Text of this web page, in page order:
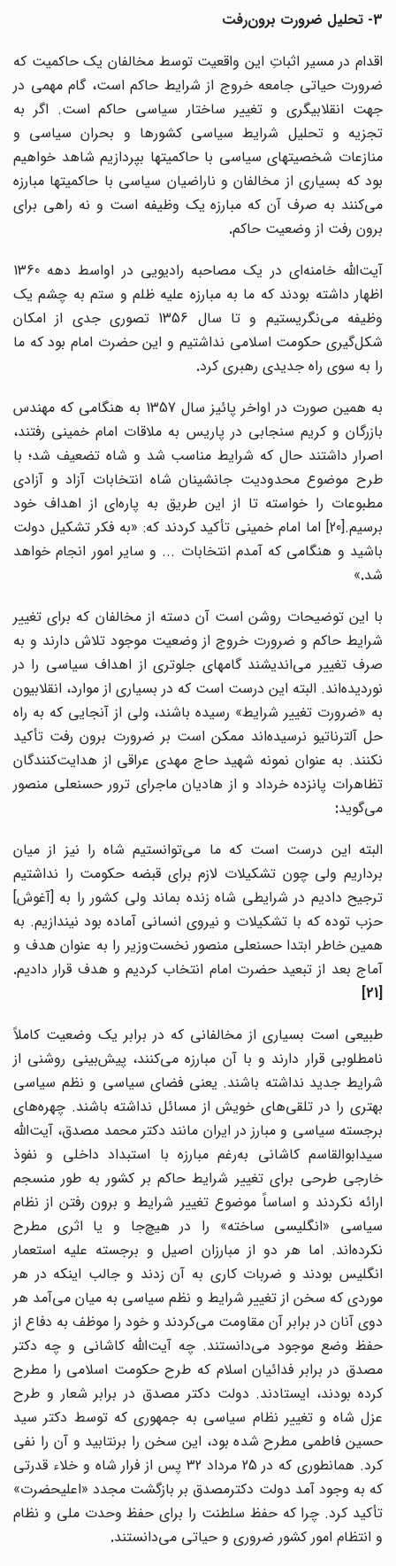
رفت
اقدام در مسیر اثباتِ این واقعیت توسط مخالفان یک حاکمیت که
ضرورت حیاتی جامعه خروج از شرایط حاکم است، گام مهمی در
جهت انقلابیگری و تغییر ساختار سیاسی حاکم است. اگر به
تجزیه و تحلیل شرایط سیاسی کشورها و بحران سیاسی و
منازعات شخصیتهای سیاسی با حاکمیتها بپردازیم شاهد خواهیم
بود که بسیاری از مخالفان و ناراضیان سیاسی با حاکمیتها مبارزه
می‌کنند به صرف آن که مبارزه یک وظیفه است و نه راهی برای
برون رفت از وضعیت حاکم.
آیت‌الله خامنه‌ای در یک مصاحبه رادیویی در اواسط دهه 1360
اظهار داشته بودند که ما به مبارزه علیه ظلم و ستم به چشم یک
وظیفه می‌نگریستیم و تا سال 1356 تصوری جدی از امکان
شکل‌گیری حکومت اسلامی نداشتیم و این حضرت امام بود که ما
را به سوی راه جدیدی رهبری کرد.
به همین صورت در اواخر پائیز سال 1357 به هنگامی که مهندس
بازرگان و کریم سنجابی در پاریس به ملاقات امام خمینی رفتند،
اصرار داشتند حال که شرایط مناسب شد و شاه تضعیف شد؛ با
طرح موضوع محدودیت جانشینان شاه انتخابات آزاد و آزادی
مطبوعات را خواسته تا از این طریق به پاره‌ای از اهداف خود
برسیم.[20] اما امام خمینی تأکید کردند که: «به فکر تشکیل دولت
باشید و هنگامی که آمدم انتخابات ... و سایر امور انجام خواهد
شد.
»
با این توضیحات روشن است آن دسته از مخالفان که برای تغییر
شرایط حاکم و ضرورت خروج از وضعیت موجود تلاش دارند و به
صرف تغییر می‌اندیشند گامهای جلوتری از اهداف سیاسی را در
نوردیده‌اند. البته این درست است که در بسیاری از موارد، انقلابیون
به «ضرورت تغییر شرایط» رسیده باشند، ولی از آنجایی که به راه
حل آلترناتیو نرسیده‌اند ممکن است بر ضرورت برون رفت تأکید
نکنند. به عنوان نمونه شهید حاج مهدی عراقی از هدایت‌کنندگان
تظاهرات پانزده خرداد و از هادیان ماجرای ترور حسنعلی منصور
می‌گوید:
البته این درست است که ما می‌توانستیم شاه را نیز از میان
برداریم ولی چون تشکیلات لازم برای قبضه حکومت را نداشتیم
ترجیح دادیم در شرایطی شاه زنده بماند ولی کشور را به [آغوش]
حزب توده که با تشکیلات و نیروی انسانی آماده بود نیندازیم. به
همین خاطر ابتدا حسنعلی منصور نخست‌وزیر را به عنوان هدف و
آماج بعد از تبعید حضرت امام انتخاب کردیم و هدف قرار دادیم.
[21]
طبیعی است بسیاری از مخالفانی که در برابر یک وضعیت کاملاً
نامطلوبی قرار دارند و با آن مبارزه می‌کنند، پیش‌بینی روشنی از
شرایط جدید نداشته باشند. یعنی فضای سیاسی و نظم سیاسی
بهتری را در تلقیهای خویش از مسائل نداشته باشند. چهره‌های
برجسته سیاسی و مبارز در ایران مانند دکتر محمد مصدق، آیت‌الله
سیدابوالقاسم کاشانی به رغم مبارزه با استبداد داخلی و نفوذ
خارجی طرحی برای تغییر شرایط حاکم بر کشور به طور منسجم
ارائه نکردند و اساساً موضوع تغییر شرایط و برون رفتن از نظام
سیاسی «انگلیسی ساخته» را در هیچجا و یا اثری مطرح
نکرده‌اند. اما هر دو از مبارزان اصیل و برجسته علیه استعمار
انگلیس بودند و ضربات کاری به آن زدند و جالب اینکه در هر
موردی که سخن از تغییر شرایط و نظم سیاسی به میان می‌آمد هر
دوی آنان در برابر آن مقاومت می‌کردند و خود را موظف به دفاع از
حفظ وضع موجود می‌دانستند. چه آیت‌الله کاشانی و چه دکتر
مصدق در برابر فدائیان اسلام که طرح حکومت اسلامی را مطرح
کرده بودند، ایستادند. دولت دکتر مصدق در برابر شعار و طرح
عزل شاه و تغییر نظام سیاسی به جمهوری که توسط دکتر سید
حسین فاطمی مطرح شده بود، این سخن را برنتابید و آن را نفی
کرد. همانطوری که در 25 مرداد 32 پس از فرار شاه و خلاء قدرتی
که به وجود آمد دولت دکترمصدق بر بازگشت مجدد «اعلیحضرت»
تأکید کرد. چرا که حفظ سلطنت را برای حفظ وحدت ملی و نظام
و انتظام امور کشور ضروری و حیاتی می‌دانستند.